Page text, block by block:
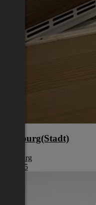
Salzburg(Stadt)
Salzburg
€ 1.285